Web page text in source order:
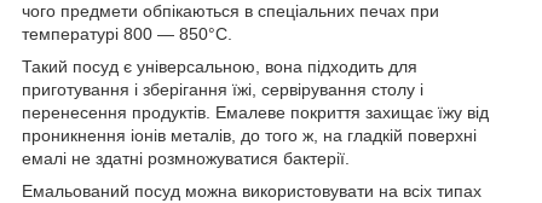
чого предмети обпікаються в спеціальних печах при
температурі 800 — 850°С.
Такий посуд є універсальною, вона підходить для
приготування і зберігання їжі, сервірування столу і
перенесення продуктів. Емалеве покриття захищає їжу від
проникнення іонів металів, до того ж, на гладкій поверхні
емалі не здатні розмножуватися бактерії.
Емальований посуд можна використовувати на всіх типах